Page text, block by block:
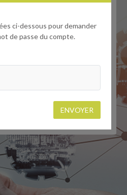
ci-dessous pour demander
de passe du compte.
ENVOYER